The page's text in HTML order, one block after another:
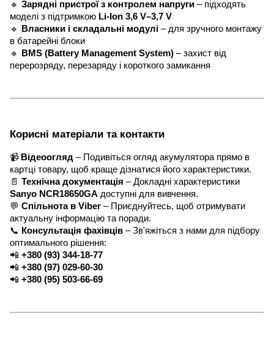
🔹 Зарядні пристрої з контролем напруги – підходять
моделі з підтримкою Li-Ion 3,6 V–3,7 V
🔹
Власники і складальні модулі – для зручного монтажу
в батарейні блоки
🔹
BMS (Battery Management System) – захист від
перерозряду, перезаряду і короткого замикання
Корисні матеріали та контакти
📹 Відеоогляд – Подивіться огляд акумулятора прямо в
картці товару, щоб краще дізнатися його характеристики.
📄 Технічна документація – Докладні характеристики
Sanyo NCR18650GA доступні для вивчення.
💬 Спільнота в Viber – Приєднуйтесь, щоб отримувати
актуальну інформацію та поради.
📞 Консультація фахівців – Зв'яжіться з нами для підбору
оптимального рішення:
📲 +380 (93) 344-18-77
📲 +380 (97) 029-60-30
📲 +380 (95) 503-66-69